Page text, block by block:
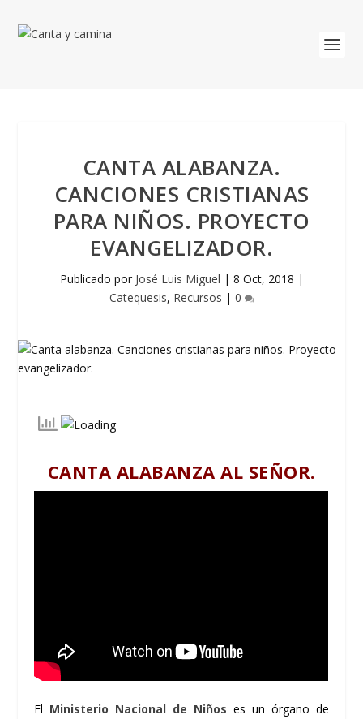
CANTA ALABANZA.
CANCIONES CRISTIANAS
PARA NIÑOS. PROYECTO
EVANGELIZADOR.
Publicado por José Luis Miguel | 8 Oct, 2018 |
Catequesis, Recursos | 0
CANTA ALABANZA AL SEÑOR.
El Ministerio Nacional de Niños es un órgano de